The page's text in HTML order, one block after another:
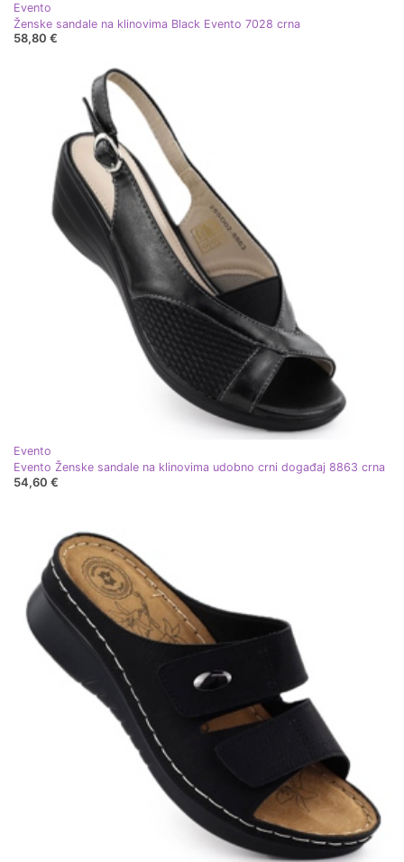
Evento
Ženske sandale na klinovima Black Evento 7028 crna
58,80 €
Evento
Evento Ženske sandale na klinovima udobno crni događaj 8863 crna
54,60 €